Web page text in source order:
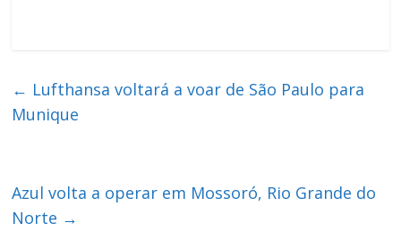
← Lufthansa voltará a voar de São Paulo para
Munique
Azul volta a operar em Mossoró, Rio Grande do
Norte →